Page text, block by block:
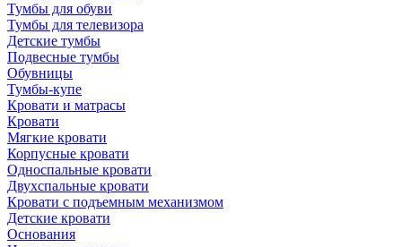
Тумбы для обуви
Тумбы для телевизора
Детские тумбы
Подвесные тумбы
Обувницы
Тумбы-купе
Кровати и матрасы
Кровати
Мягкие кровати
Корпусные кровати
Односпальные кровати
Двухспальные кровати
Кровати с подъемным механизмом
Детские кровати
Основания